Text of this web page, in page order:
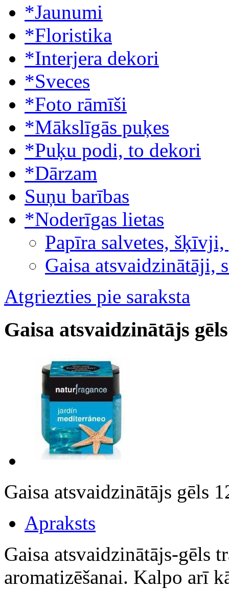
*Jaunumi
*Floristika
*Interjera dekori
*Sveces
*Foto rāmīši
*Mākslīgās puķes
*Puķu podi, to dekori
*Dārzam
Suņu barības
*Noderīgas lietas
Papīra salvetes,
Gaisa atsvaidzinātāji,
Atgriezties pie saraksta
Gaisa atsvaidzinātājs
Gaisa atsvaidzinātājs gēls
Apraksts
Gaisa atsvaidzinātājs-gēls
aromatizēšanai. Kalpo arī